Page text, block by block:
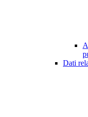
Dati